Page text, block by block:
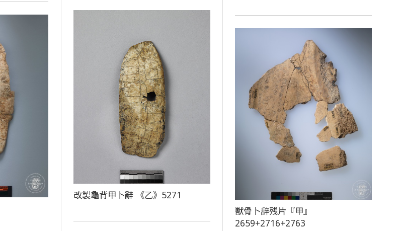
改製龜背甲卜辭 《乙》5271
獣骨卜辞残片『甲』
2659+2716+2763